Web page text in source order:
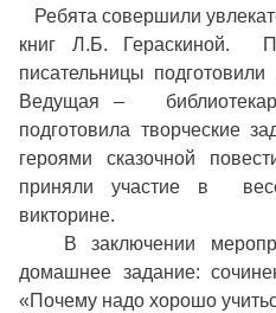
Ребята совершили
книг Л.Б. Гераскиной.
писательницы
Ведущая –
подготовила творческие
героями сказочной
приняли участие в
викторине.
В заключении
домашнее задание:
«Почему надо хорошо